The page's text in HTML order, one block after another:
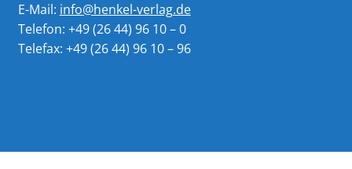
E-Mail: info@henkel-verlag.de
Telefon: +49 (26 44) 96 10 – 0
Telefax: +49 (26 44) 96 10 – 96